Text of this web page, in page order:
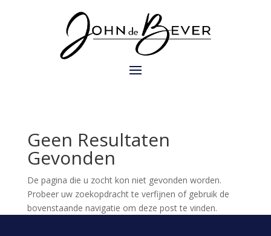
Geen Resultaten
Gevonden
De pagina die u zocht kon niet gevonden worden.
Probeer uw zoekopdracht te verfijnen of gebruik de
bovenstaande navigatie om deze post te vinden.